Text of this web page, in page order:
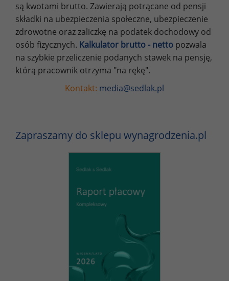
są kwotami brutto. Zawierają potrącane od pensji
składki na ubezpieczenia społeczne, ubezpieczenie
zdrowotne oraz zaliczkę na podatek dochodowy od
osób fizycznych. Kalkulator brutto - netto pozwala
na szybkie przeliczenie podanych stawek na pensję,
którą pracownik otrzyma "na rękę".
Kontakt: media@sedlak.pl
Zapraszamy do sklepu wynagrodzenia.pl